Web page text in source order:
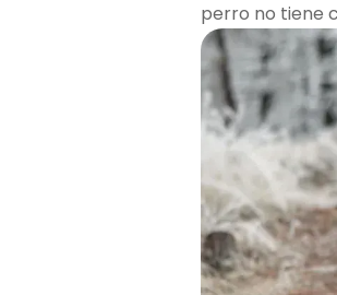
perro no tiene